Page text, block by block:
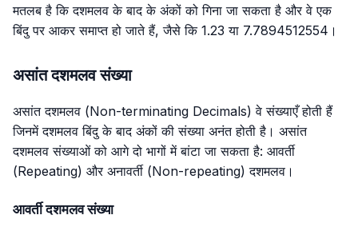
मतलब है कि दशमलव के बाद के अंकों को गिना जा सकता है और वे एक
बिंदु पर आकर समाप्त हो जाते हैं, जैसे कि 1.23 या 7.7894512554।
असांत दशमलव संख्या
असांत दशमलव (Non-terminating Decimals) वे संख्याएँ होती हैं
जिनमें दशमलव बिंदु के बाद अंकों की संख्या अनंत होती है। असांत
दशमलव संख्याओं को आगे दो भागों में बांटा जा सकता है: आवर्ती
(Repeating) और अनावर्ती (Non-repeating) दशमलव।
आवर्ती दशमलव संख्या